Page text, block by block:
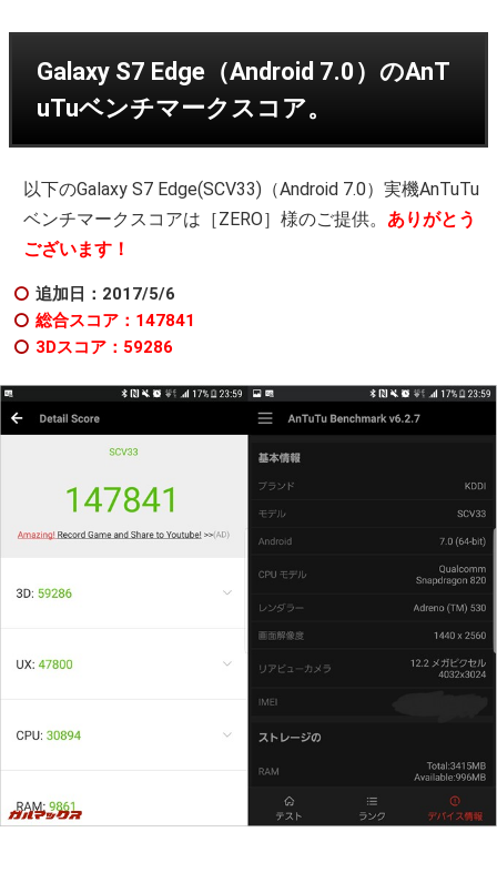
Galaxy S7 Edge（Android 7.0）のAnT
uTuベンチマークスコア。
以下のGalaxy S7 Edge(SCV33)（Android 7.0）実機AnTuTu
ベンチマークスコアは［ZERO］様のご提供。 ありがとう
ございます！
追加日：2017/5/6
総合スコア：147841
3Dスコア：59286